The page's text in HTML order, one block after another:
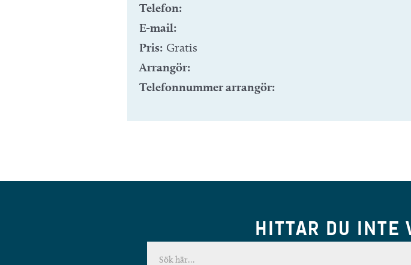
Telefon:
E-mail:
Pris: Gratis
Arrangör:
Telefonnummer arrangör:
HITTAR DU INTE